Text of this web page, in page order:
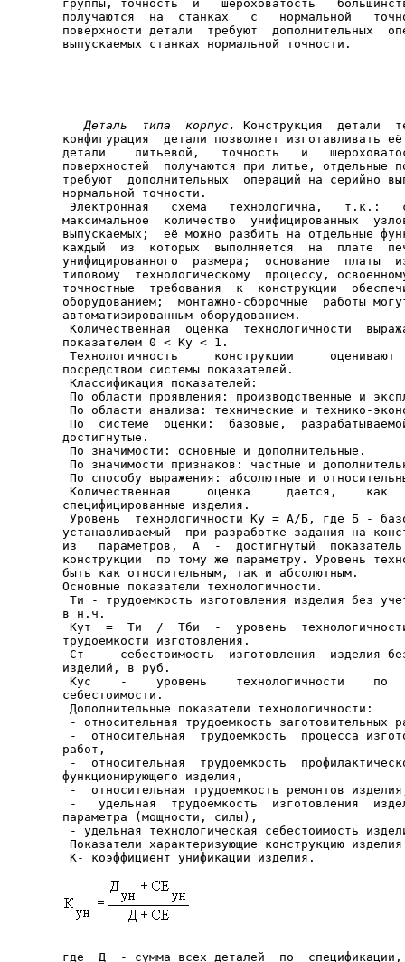
группы, точность  и   шероховатость
получаются  на  станках   с   нормальной
поверхности детали  требуют  дополнительных
выпускаемых станках нормальной точности.
Деталь  типа  корпус.
Конструкция  детали
конфигурация  детали позволяет изготавливать
детали    литьевой,   точность   и
поверхностей  получаются при литье, отдельные
требуют  дополнительных  операций на серийно
нормальной точности.
Электронная   схема   технологична,   т.к.:
максимальное  количество  унифицированных
выпускаемых;  её можно разбить на отдельные
каждый  из  которых  выполняется  на  плате
унифицированного  размера;  основание  платы
типовому  технологическому  процессу,
точностные  требования  к  конструкции
оборудованием;  монтажно-сборочные  работы
автоматизированным оборудованием.
Количественная  оценка  технологичности
показателем 0 < Ку < 1.
Технологичность     конструкции     оценивают
посредством системы показателей.
Классификация показателей:
По области проявления: производственные и
По области анализа: технические и технико-
По  системе  оценки:  базовые,
достигнутые.
По значимости: основные и дополнительные.
По значимости признаков: частные и
По способу выражения: абсолютные и
Количественная     оценка     дается,    как
специфицированные изделия.
Уровень  технологичности Ку = А/Б, где Б -
устанавливаемый  при разработке задания на
из   параметров,  А  -  достигнутый  показатель
конструкции  по тому же параметру. Уровень
быть как относительным, так и абсолютным.
Основные показатели технологичности.
Ти - трудоемкость изготовления изделия без
в н.ч.
Кут  =  Ти  /  Тби  -  уровень  технологичности
трудоемкости изготовления.
Ст  -  себестоимость  изготовления  изделия
изделий, в руб.
Кус    -    уровень    технологичности    по
себестоимости.
Дополнительные показатели технологичности:
- относительная трудоемкость заготовительных
-  относительная  трудоемкость  процесса
работ,
-  относительная  трудоемкость
функционирующего изделия,
-  относительная трудоемкость ремонтов
-   удельная  трудоемкость  изготовления
параметра (мощности, силы),
- удельная технологическая себестоимость
Показатели характеризующие конструкцию
К- коэффициент унификации изделия.
где  Д  - сумма всех деталей  по